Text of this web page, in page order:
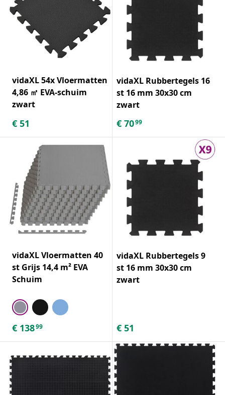
vidaXL 54x Vloermatten
4,86 ㎡ EVA-schuim
zwart
€ 51
vidaXL Rubbertegels 16
st 16 mm 30x30 cm
zwart
€ 7099
vidaXL Vloermatten 40
st Grijs 14,4 m² EVA
Schuim
€ 13899
vidaXL Rubbertegels 9
st 16 mm 30x30 cm
zwart
€ 51